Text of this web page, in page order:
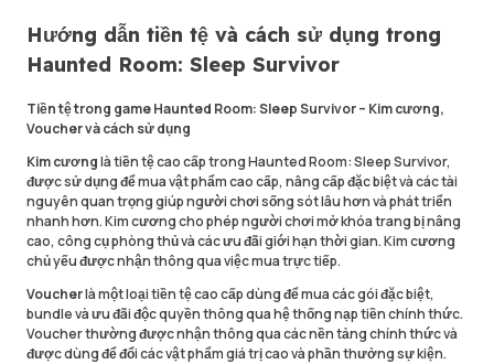
Hướng dẫn tiền tệ và cách sử dụng trong
Haunted Room: Sleep Survivor
Tiền tệ trong game Haunted Room: Sleep Survivor – Kim cương,
Voucher và cách sử dụng
Kim cươnglà tiền tệ cao cấp trong Haunted Room: Sleep Survivor,
được sử dụng để mua vật phẩm cao cấp, nâng cấp đặc biệt và các tài
nguyên quan trọng giúp người chơi sống sót lâu hơn và phát triển
nhanh hơn. Kim cương cho phép người chơi mở khóa trang bị nâng
cao, công cụ phòng thủ và các ưu đãi giới hạn thời gian. Kim cương
chủ yếu được nhận thông qua việc mua trực tiếp.
Voucherlà một loại tiền tệ cao cấp dùng để mua các gói đặc biệt,
bundle và ưu đãi độc quyền thông qua hệ thống nạp tiền chính thức.
Voucher thường được nhận thông qua các nền tảng chính thức và
được dùng để đổi các vật phẩm giá trị cao và phần thưởng sự kiện.